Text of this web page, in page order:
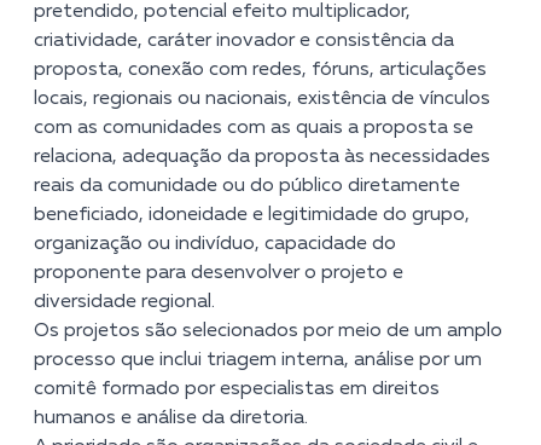
pretendido, potencial efeito multiplicador,
criatividade, caráter inovador e consistência da
proposta, conexão com redes, fóruns, articulações
locais, regionais ou nacionais, existência de vínculos
com as comunidades com as quais a proposta se
relaciona, adequação da proposta às necessidades
reais da comunidade ou do público diretamente
beneficiado, idoneidade e legitimidade do grupo,
organização ou indivíduo, capacidade do
proponente para desenvolver o projeto e
diversidade regional.
Os projetos são selecionados por meio de um amplo
processo que inclui triagem interna, análise por um
comitê formado por especialistas em direitos
humanos e análise da diretoria.